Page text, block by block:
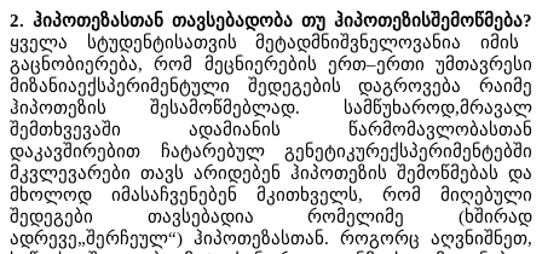
2. ჰიპოთეზასთან თავსებადობა თუ ჰიპოთეზისშემოწმება?
ყველა სტუდენტისათვის მეტადმნიშვნელოვანია იმის
გაცნობიერება, რომ მეცნიერების ერთ–ერთი უმთავრესი
მიზანიაექსპერიმენტული შედეგების დაგროვება რაიმე
ჰიპოთეზის შესამოწმებლად. სამწუხაროდ,მრავალ
შემთხვევაში ადამიანის წარმომავლობასთან
დაკავშირებით ჩატარებულ გენეტიკურექსპერიმენტებში
მკვლევარები თავს არიდებენ ჰიპოთეზის შემოწმებას და
მხოლოდ იმასაჩვენებენ მკითხველს, რომ მიღებული
შედეგები თავსებადია რომელიმე (ხშირად
ადრევე„შერჩეულ“) ჰიპოთეზასთან. როგორც აღვნიშნეთ,